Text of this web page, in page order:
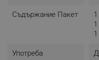
Съдържание Пакет
Употреба